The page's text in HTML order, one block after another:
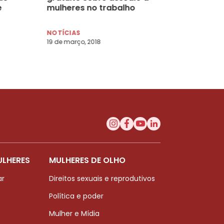
mulheres no trabalho
NOTÍCIAS
19 de março, 2018
MULHERES DE OLHO
Direitos sexuais e reprodutivos
Política e poder
Mulher e Mídia